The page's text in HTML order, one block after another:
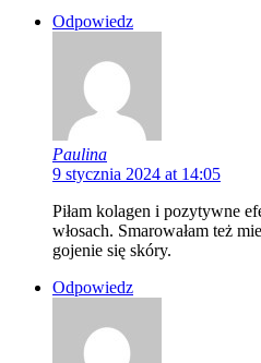
Odpowiedz
Paulina
9 stycznia 2024 at 14:05
Piłam kolagen i pozytywne
włosach. Smarowałam też
gojenie się skóry.
Odpowiedz